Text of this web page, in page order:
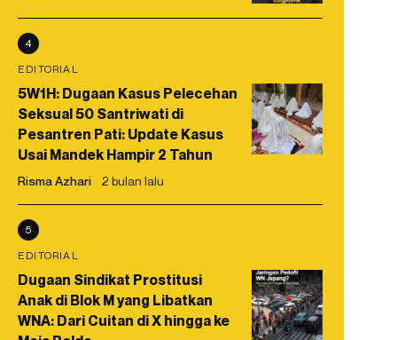
4
EDITORIAL
5W1H: Dugaan Kasus Pelecehan
Seksual 50 Santriwati di
Pesantren Pati: Update Kasus
Usai Mandek Hampir 2 Tahun
Risma Azhari 2 bulan lalu
5
EDITORIAL
Dugaan Sindikat Prostitusi
Anak di Blok M yang Libatkan
WNA: Dari Cuitan di X hingga ke